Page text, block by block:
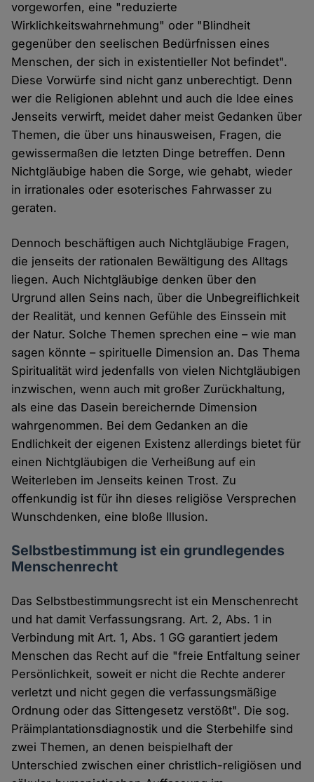
vorgeworfen, eine "reduzierte
Wirklichkeitswahrnehmung" oder "Blindheit
gegenüber den seelischen Bedürfnissen eines
Menschen, der sich in existentieller Not befindet".
Diese Vorwürfe sind nicht ganz unberechtigt. Denn
wer die Religionen ablehnt und auch die Idee eines
Jenseits verwirft, meidet daher meist Gedanken über
Themen, die über uns hinausweisen, Fragen, die
gewissermaßen die letzten Dinge betreffen. Denn
Nichtgläubige haben die Sorge, wie gehabt, wieder
in irrationales oder esoterisches Fahrwasser zu
geraten.
Dennoch beschäftigen auch Nichtgläubige Fragen,
die jenseits der rationalen Bewältigung des Alltags
liegen. Auch Nichtgläubige denken über den
Urgrund allen Seins nach, über die Unbegreiflichkeit
der Realität, und kennen Gefühle des Einssein mit
der Natur. Solche Themen sprechen eine – wie man
sagen könnte – spirituelle Dimension an. Das Thema
Spiritualität wird jedenfalls von vielen Nichtgläubigen
inzwischen, wenn auch mit großer Zurückhaltung,
als eine das Dasein bereichernde Dimension
wahrgenommen. Bei dem Gedanken an die
Endlichkeit der eigenen Existenz allerdings bietet für
einen Nichtgläubigen die Verheißung auf ein
Weiterleben im Jenseits keinen Trost. Zu
offenkundig ist für ihn dieses religiöse Versprechen
Wunschdenken, eine bloße Illusion.
Selbstbestimmung ist ein grundlegendes
Menschenrecht
Das Selbstbestimmungsrecht ist ein Menschenrecht
und hat damit Verfassungsrang. Art. 2, Abs. 1 in
Verbindung mit Art. 1, Abs. 1 GG garantiert jedem
Menschen das Recht auf die "freie Entfaltung seiner
Persönlichkeit, soweit er nicht die Rechte anderer
verletzt und nicht gegen die verfassungsmäßige
Ordnung oder das Sittengesetz verstößt". Die sog.
Präimplantationsdiagnostik und die Sterbehilfe sind
zwei Themen, an denen beispielhaft der
Unterschied zwischen einer christlich-religiösen und